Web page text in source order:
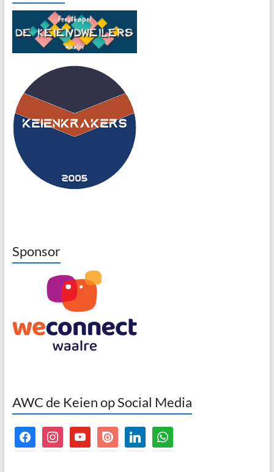
Sponsor
AWC de Keien op Social Media
facebookinstagramyoutubeissuu linkedinwhatsapp